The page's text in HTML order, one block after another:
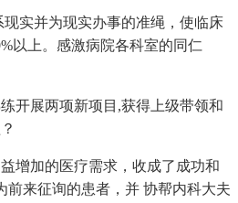
实并为现实办事的准绳，使临床
以上。感激病院各科室的同仁
开展两项新项目,获得上级带领和
增加的医疗需求，收成了成功和
来征询的患者，并 协帮内科大夫